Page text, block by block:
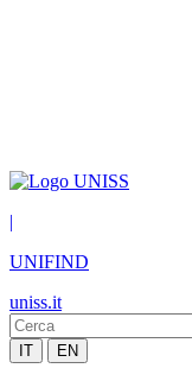
|
UNIFIND
uniss.it
IT EN